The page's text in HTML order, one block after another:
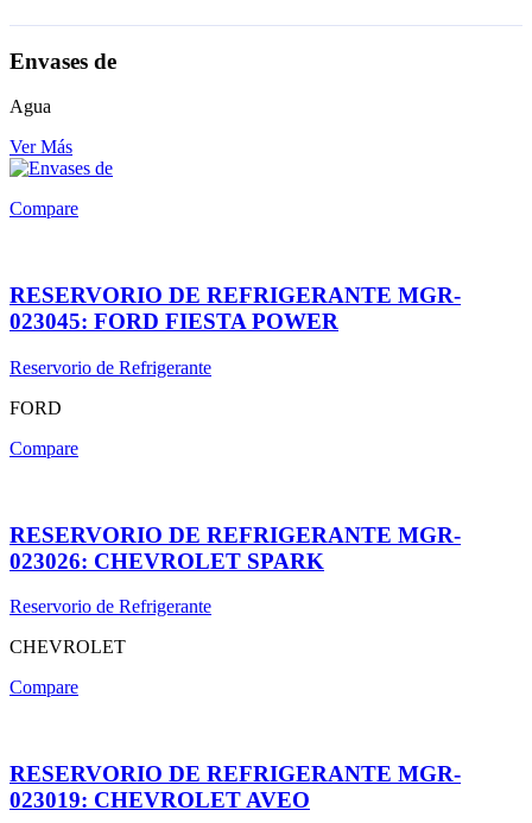
Envases de
Agua
Ver Más
Compare
RESERVORIO DE REFRIGERANTE MGR-
023045: FORD FIESTA POWER
Reservorio de Refrigerante
FORD
Compare
RESERVORIO DE REFRIGERANTE MGR-
023026: CHEVROLET SPARK
Reservorio de Refrigerante
CHEVROLET
Compare
RESERVORIO DE REFRIGERANTE MGR-
023019: CHEVROLET AVEO